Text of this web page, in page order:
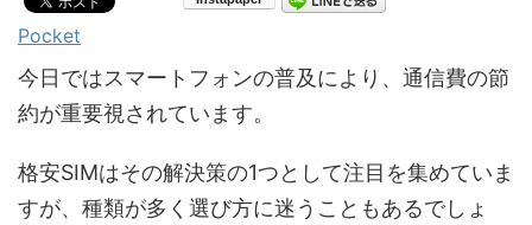
Pocket
今日ではスマートフォンの普及により、通信費の節
約が重要視されています。
格安SIMはその解決策の1つとして注目を集めていま
すが、種類が多く選び方に迷うこともあるでしょ